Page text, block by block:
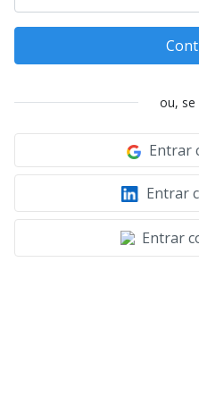
ou, se
Entrar
Entrar
Entrar